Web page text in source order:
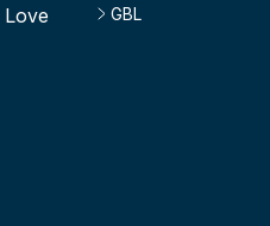
Love
GBL